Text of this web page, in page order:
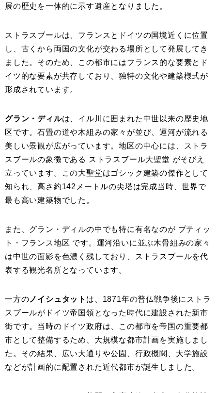
展の歴史を一体的に示す遺産となりました。
ストラスブールは、フランスとドイツの国境近くに位置
し、古くから両国の文化が交わる場所として発展してき
ました。そのため、この都市にはフランス的な要素とド
イツ的な要素が共存しており、独特の文化や建築様式が
形成されています。
グラン・ディルは、イル川に囲まれた中世以来の歴史地
区です。石畳の道や木組みの家々が並び、運河が流れる
美しい景観が広がっています。地区の中心には、ストラ
スブールの象徴である ストラスブール大聖堂 がそびえ
立っています。この大聖堂はゴシック建築の傑作として
知られ、高さ約142メートルの尖塔は完成当時、世界で
最も高い建築物でした。
また、グラン・ディルの中でも特に有名なのが プティッ
ト・フランス地区 です。運河沿いに並ぶ木骨組みの家々
は中世の面影を色濃く残しており、ストラスブールを代
表する観光名所となっています。
一方の ノイシュタット は、1871年の普仏戦争後にストラ
スブールがドイツ帝国領となった時代に建設された新市
街です。当時のドイツ政府は、この都市を帝国の重要都
市として整備するため、大規模な都市計画を実施しまし
た。その結果、広い大通りや公園、行政機関、大学施設
などが計画的に配置された近代都市が誕生しました。